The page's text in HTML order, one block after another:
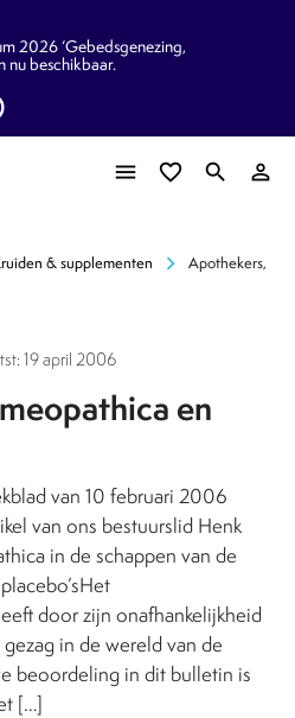
2026 ‘Gebedsgenezing,
nu beschikbaar.
menu favorite_border search person_outline
& supplementen chevron_right
Apothekers,
19 april 2006
en
van 10 februari 2006
van ons bestuurslid Henk
in de schappen van de
door zijn onafhankelijkheid
in de wereld van de
beoordeling in dit bulletin is
[…]